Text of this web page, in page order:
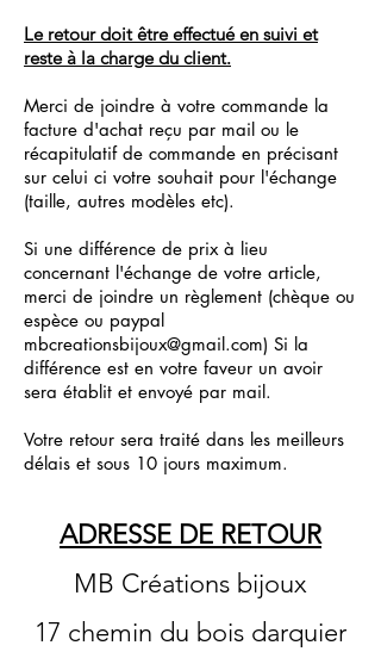
Le retour doit être effectué en suivi et
reste à la charge du client.
Merci de joindre à votre commande la
facture d'achat reçu par mail ou le
récapitulatif de commande en précisant
sur celui ci votre souhait pour l'échange
(taille, autres modèles etc).
Si une différence de prix à lieu
concernant l'échange de votre article,
merci de joindre un règlement (chèque ou
espèce ou paypal
mbcreationsbijoux@gmail.com) Si la
différence est en votre faveur un avoir
sera établit et envoyé par mail.
Votre retour sera traité dans les meilleurs
délais et sous 10 jours maximum.
ADRESSE DE RETOUR
MB Créations bijoux
17 chemin du bois darquier